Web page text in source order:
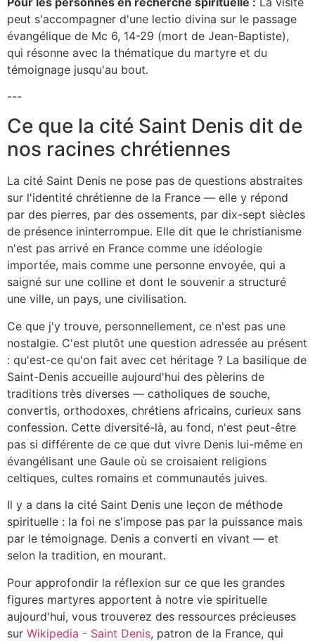
peut s'accompagner d'une lectio divina sur le passage
évangélique de Mc 6, 14-29 (mort de Jean-Baptiste),
qui résonne avec la thématique du martyre et du
témoignage jusqu'au bout.
---
Ce que la cité Saint Denis dit de
nos racines chrétiennes
La cité Saint Denis ne pose pas de questions abstraites
sur l'identité chrétienne de la France — elle y répond
par des pierres, par des ossements, par dix-sept siècles
de présence ininterrompue. Elle dit que le christianisme
n'est pas arrivé en France comme une idéologie
importée, mais comme une personne envoyée, qui a
saigné sur une colline et dont le souvenir a structuré
une ville, un pays, une civilisation.
Ce que j'y trouve, personnellement, ce n'est pas une
nostalgie. C'est plutôt une question adressée au présent
: qu'est-ce qu'on fait avec cet héritage ? La basilique de
Saint-Denis accueille aujourd'hui des pèlerins de
traditions très diverses — catholiques de souche,
convertis, orthodoxes, chrétiens africains, curieux sans
confession. Cette diversité-là, au fond, n'est peut-être
pas si différente de ce que dut vivre Denis lui-même en
évangélisant une Gaule où se croisaient religions
celtiques, cultes romains et communautés juives.
Il y a dans la cité Saint Denis une leçon de méthode
spirituelle : la foi ne s'impose pas par la puissance mais
par le témoignage. Denis a converti en vivant — et
selon la tradition, en mourant.
Pour approfondir la réflexion sur ce que les grandes
figures martyres apportent à notre vie spirituelle
aujourd'hui, vous trouverez des ressources précieuses
sur Wikipedia - Saint Denis, patron de la France, qui